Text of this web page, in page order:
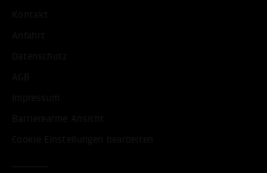
Kontakt
Anfahrt
Datenschutz
AGB
Impressum
Barrierearme Ansicht
Cookie Einstellungen bearbeiten